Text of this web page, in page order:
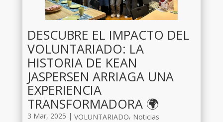
DESCUBRE EL IMPACTO DEL
VOLUNTARIADO: LA
HISTORIA DE KEAN
JASPERSEN ARRIAGA UNA
EXPERIENCIA
TRANSFORMADORA 🌍
3 Mar, 2025 | VOLUNTARIADO, Noticias